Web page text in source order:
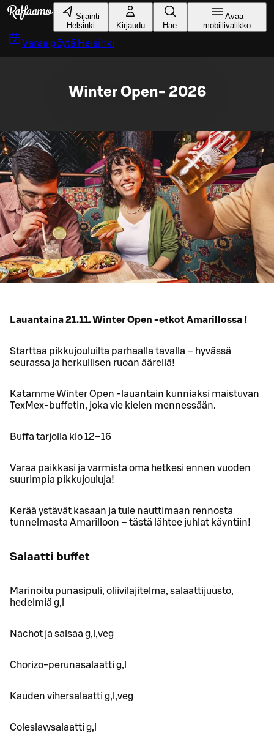
Siirry pääsisältöön
Sijainti
Helsinki
Kirjaudu Hae
Avaa
mobiilivalikko
Varaa pöytä Helsinki
Winter Open- 2026
Lauantaina 21.11. Winter Open -etkot Amarillossa !
Starttaa pikkujouluilta parhaalla tavalla – hyvässä
seurassa ja herkullisen ruoan äärellä!
Katamme Winter Open -lauantain kunniaksi maistuvan
TexMex-buffetin, joka vie kielen mennessään.
Buffa tarjolla klo 12–16
Varaa paikkasi ja varmista oma hetkesi ennen vuoden
suurimpia pikkujouluja!
Kerää ystävät kasaan ja tule nauttimaan rennosta
tunnelmasta Amarilloon – tästä lähtee juhlat käyntiin!
Salaatti buffet
Marinoitu punasipuli, oliivilajitelma, salaattijuusto,
hedelmiä g,l
Nachot ja salsaa g,l,veg
Chorizo-perunasalaatti g,l
Kauden vihersalaatti g,l,veg
Coleslawsalaatti g,l